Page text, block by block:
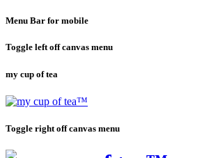
Menu Bar for mobile
Toggle left off canvas menu
my cup of tea
Toggle right off canvas menu